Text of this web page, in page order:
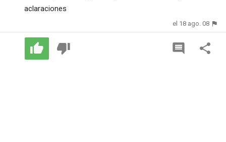
aclaraciones
el 18 ago. 08